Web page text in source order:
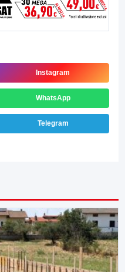
Instagram
WhatsApp
Telegram